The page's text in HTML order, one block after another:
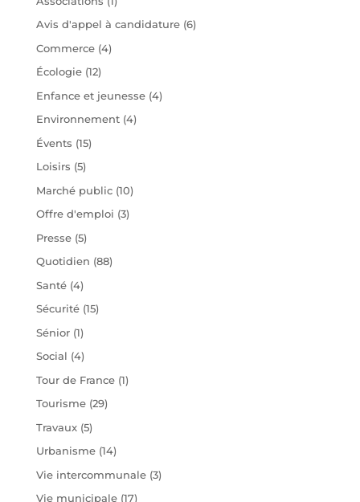
Avis d'appel à candidature(6)
Commerce(4)
Écologie(12)
Enfance et jeunesse(4)
Environnement(4)
Évents (15)
Loisirs (5)
Marché public(10)
Offre d'emploi (3)
Presse(5)
Quotidien (88)
Santé(4)
Sécurité(15)
Sénior(1)
Social (4)
Tour de France(1)
Tourisme(29)
Travaux(5)
Urbanisme(14)
Vie intercommunale(3)
Vie municipale(17)